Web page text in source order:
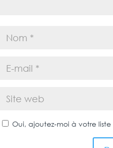
Oui, ajoutez-moi à votre liste